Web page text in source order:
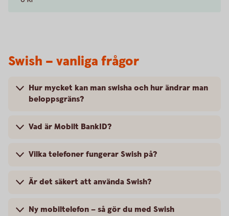
Swish – vanliga frågor
Hur mycket kan man swisha och hur ändrar man
beloppsgräns?
Vad är Mobilt BankID?
Vilka telefoner fungerar Swish på?
Är det säkert att använda Swish?
Ny mobiltelefon – så gör du med Swish